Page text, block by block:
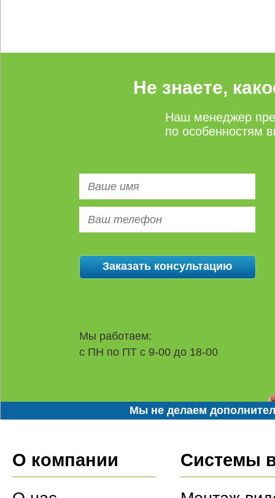
Не знаете,
Наш менеджер
по особенностям
Мы работаем:
с ПН по ПТ с 9-00 до 18-00
Мы не делаем
О компании Системы